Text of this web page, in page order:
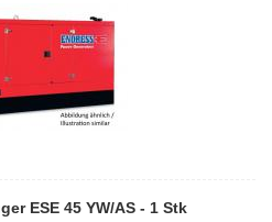
ESE 45 YW/AS - 1 Stk